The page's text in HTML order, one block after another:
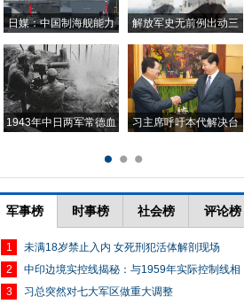
军事榜 时事榜 社会榜 评论榜
1
未满18岁禁止入内 女死刑犯活体解剖现场
2
中印边境实控线揭秘：与1959年实际控制线相
3
习总突然对七大军区做重大调整